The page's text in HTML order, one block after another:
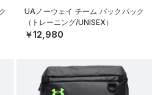
UAノーウェイ チーム バックパック
（トレーニング/UNISEX）
￥12,980